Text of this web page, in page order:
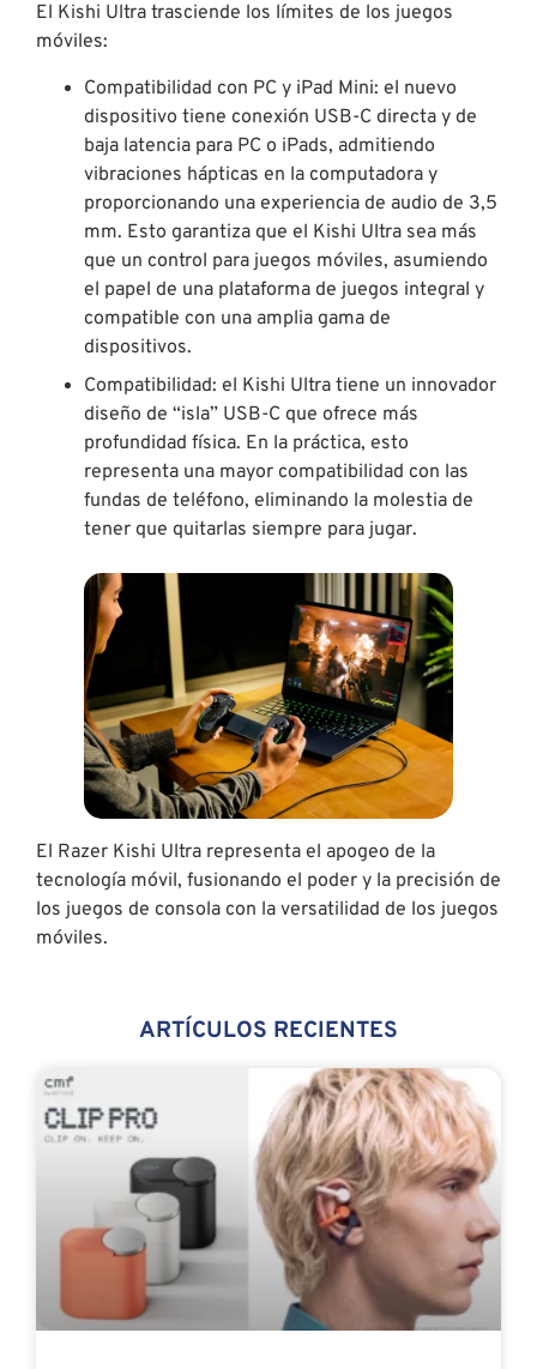
El Kishi Ultra trasciende los límites de los juegos
móviles:
Compatibilidad con PC y iPad Mini: el nuevo
dispositivo tiene conexión USB-C directa y de
baja latencia para PC o iPads, admitiendo
vibraciones hápticas en la computadora y
proporcionando una experiencia de audio de 3,5
mm. Esto garantiza que el Kishi Ultra sea más
que un control para juegos móviles, asumiendo
el papel de una plataforma de juegos integral y
compatible con una amplia gama de
dispositivos.
Compatibilidad: el Kishi Ultra tiene un innovador
diseño de “isla” USB-C que ofrece más
profundidad física. En la práctica, esto
representa una mayor compatibilidad con las
fundas de teléfono, eliminando la molestia de
tener que quitarlas siempre para jugar.
El Razer Kishi Ultra representa el apogeo de la
tecnología móvil, fusionando el poder y la precisión de
los juegos de consola con la versatilidad de los juegos
móviles.
ARTÍCULOS RECIENTES